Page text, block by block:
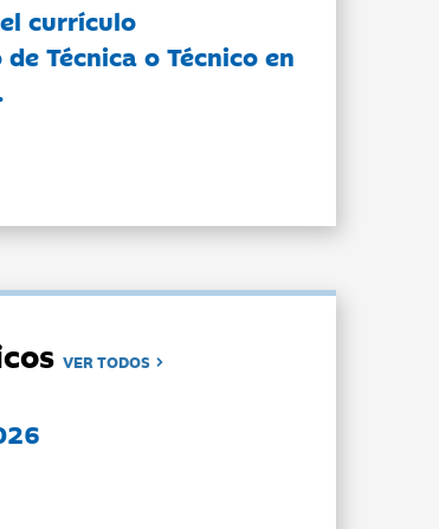
currículo
Técnica o Técnico en
VER TODOS